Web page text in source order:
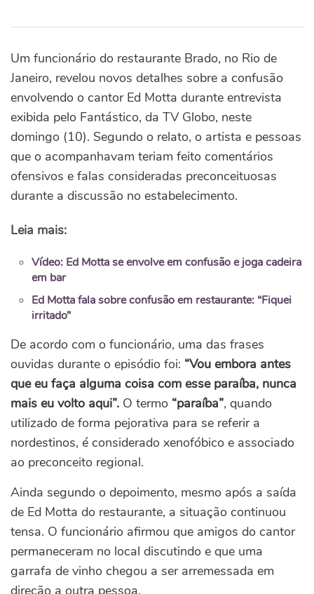
Um funcionário do restaurante Brado, no Rio de
Janeiro, revelou novos detalhes sobre a confusão
envolvendo o cantor Ed Motta durante entrevista
exibida pelo Fantástico, da TV Globo, neste
domingo (10). Segundo o relato, o artista e pessoas
que o acompanhavam teriam feito comentários
ofensivos e falas consideradas preconceituosas
durante a discussão no estabelecimento.
Leia mais:
Vídeo: Ed Motta se envolve em confusão e joga cadeira
em bar
Ed Motta fala sobre confusão em restaurante: “Fiquei
irritado”
De acordo com o funcionário, uma das frases
ouvidas durante o episódio foi: “Vou embora antes
que eu faça alguma coisa com esse paraíba, nunca
mais eu volto aqui”. O termo “paraíba”, quando
utilizado de forma pejorativa para se referir a
nordestinos, é considerado xenofóbico e associado
ao preconceito regional.
Ainda segundo o depoimento, mesmo após a saída
de Ed Motta do restaurante, a situação continuou
tensa. O funcionário afirmou que amigos do cantor
permaneceram no local discutindo e que uma
garrafa de vinho chegou a ser arremessada em